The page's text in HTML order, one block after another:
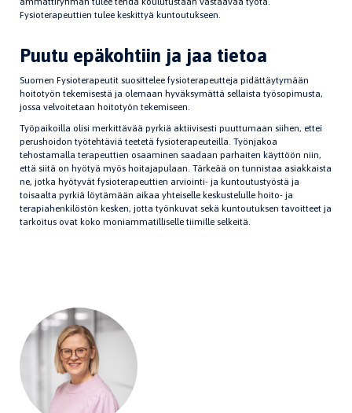
Fysioterapeuttien tulee keskittyä kuntoutukseen.
Puutu epäkohtiin ja jaa tietoa
Suomen Fysioterapeutit suosittelee fysioterapeutteja pidättäytymään
hoitotyön tekemisestä ja olemaan hyväksymättä sellaista työsopimusta,
jossa velvoitetaan hoitotyön tekemiseen.
Työpaikoilla olisi merkittävää pyrkiä aktiivisesti puuttumaan siihen, ettei
perushoidon työtehtäviä teetetä fysioterapeuteilla. Työnjakoa
tehostamalla terapeuttien osaaminen saadaan parhaiten käyttöön niin,
että siitä on hyötyä myös hoitajapulaan. Tärkeää on tunnistaa asiakkaista
ne, jotka hyötyvät fysioterapeuttien arviointi- ja kuntoutustyöstä ja
toisaalta pyrkiä löytämään aikaa yhteiselle keskustelulle hoito- ja
terapiahenkilöstön kesken, jotta työnkuvat sekä kuntoutuksen tavoitteet ja
tarkoitus ovat koko moniammatilliselle tiimille selkeitä.